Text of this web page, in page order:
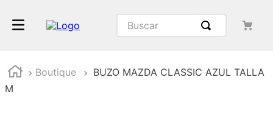
Buscar
Boutique
BUZO MAZDA CLASSIC AZUL TALLA
M